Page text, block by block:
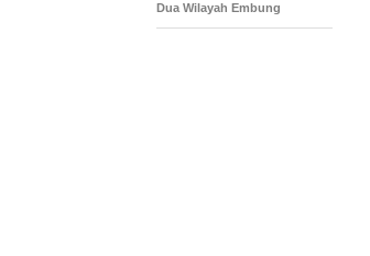
Dua Wilayah Embung